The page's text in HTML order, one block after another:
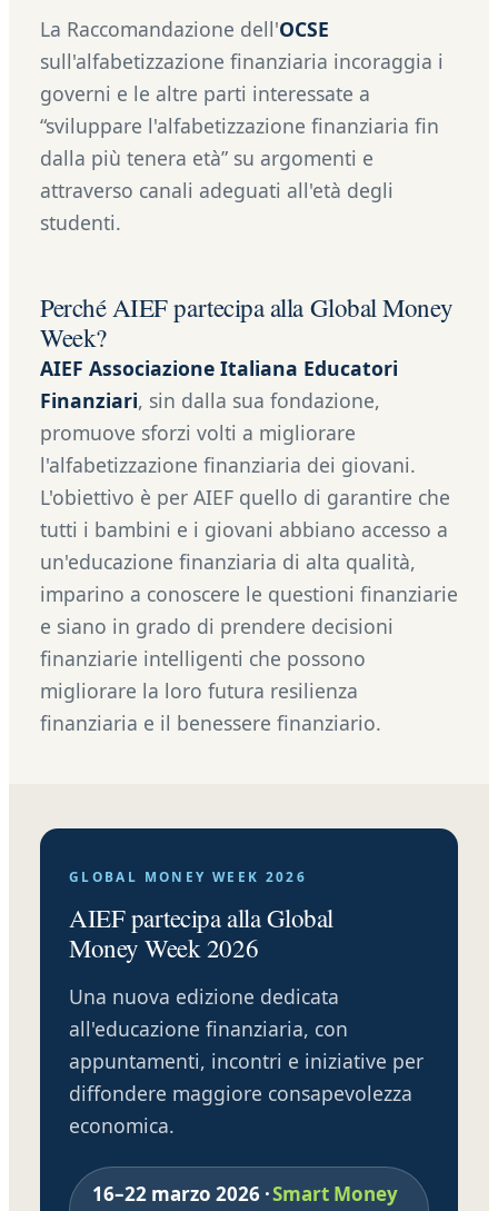
La Raccomandazione dell'OCSE
sull'alfabetizzazione finanziaria incoraggia i
governi e le altre parti interessate a
“sviluppare l'alfabetizzazione finanziaria fin
dalla più tenera età” su argomenti e
attraverso canali adeguati all'età degli
studenti.
Perché AIEF partecipa alla Global Money
Week?
AIEF Associazione Italiana Educatori
Finanziari, sin dalla sua fondazione,
promuove sforzi volti a migliorare
l'alfabetizzazione finanziaria dei giovani.
L'obiettivo è per AIEF quello di garantire che
tutti i bambini e i giovani abbiano accesso a
un'educazione finanziaria di alta qualità,
imparino a conoscere le questioni finanziarie
e siano in grado di prendere decisioni
finanziarie intelligenti che possono
migliorare la loro futura resilienza
finanziaria e il benessere finanziario.
GLOBAL MONEY WEEK 2026
AIEF partecipa alla Global
Money Week 2026
Una nuova edizione dedicata
all'educazione finanziaria, con
appuntamenti, incontri e iniziative per
diffondere maggiore consapevolezza
economica.
16–22 marzo 2026 ·Smart Money